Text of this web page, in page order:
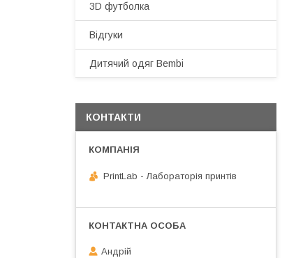
3D футболка
Відгуки
Дитячий одяг Bembi
КОНТАКТИ
PrintLab - Лабораторія принтів
Андрій